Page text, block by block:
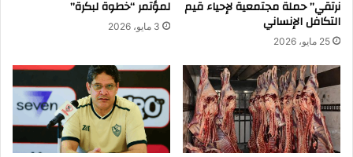
نرتقي” حملة مجتمعية لإحياء قيم
التكافل الإنساني
25 مايو، 2026
لمؤتمر “خطوة لبكرة”
3 مايو، 2026